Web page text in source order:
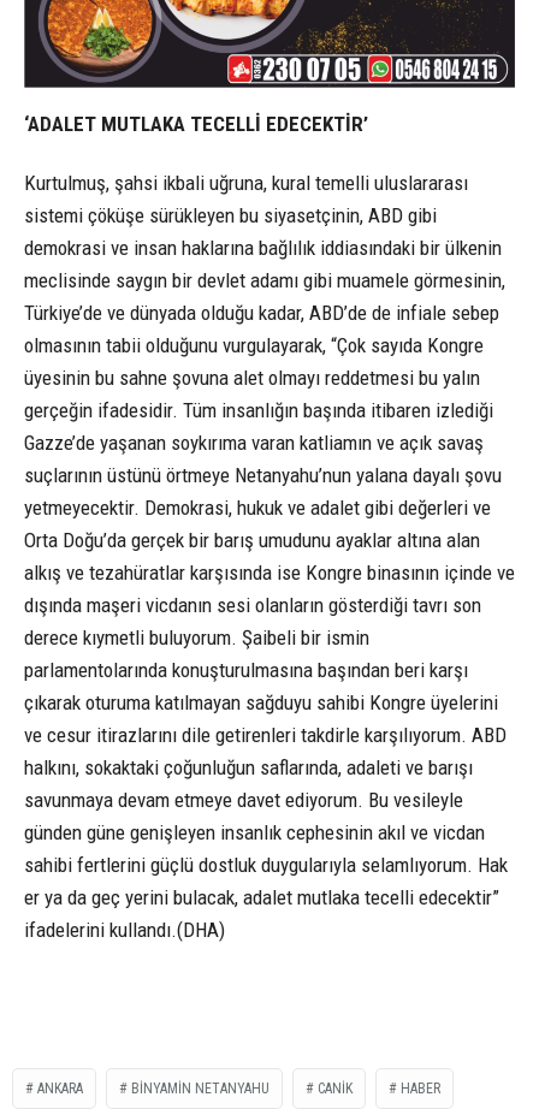
‘ADALET MUTLAKA TECELLİ EDECEKTİR’
Kurtulmuş, şahsi ikbali uğruna, kural temelli uluslararası
sistemi çöküşe sürükleyen bu siyasetçinin, ABD gibi
demokrasi ve insan haklarına bağlılık iddiasındaki bir ülkenin
meclisinde saygın bir devlet adamı gibi muamele görmesinin,
Türkiye’de ve dünyada olduğu kadar, ABD’de de infiale sebep
olmasının tabii olduğunu vurgulayarak, “Çok sayıda Kongre
üyesinin bu sahne şovuna alet olmayı reddetmesi bu yalın
gerçeğin ifadesidir. Tüm insanlığın başında itibaren izlediği
Gazze’de yaşanan soykırıma varan katliamın ve açık savaş
suçlarının üstünü örtmeye Netanyahu’nun yalana dayalı şovu
yetmeyecektir. Demokrasi, hukuk ve adalet gibi değerleri ve
Orta Doğu’da gerçek bir barış umudunu ayaklar altına alan
alkış ve tezahüratlar karşısında ise Kongre binasının içinde ve
dışında maşeri vicdanın sesi olanların gösterdiği tavrı son
derece kıymetli buluyorum. Şaibeli bir ismin
parlamentolarında konuşturulmasına başından beri karşı
çıkarak oturuma katılmayan sağduyu sahibi Kongre üyelerini
ve cesur itirazlarını dile getirenleri takdirle karşılıyorum. ABD
halkını, sokaktaki çoğunluğun saflarında, adaleti ve barışı
savunmaya devam etmeye davet ediyorum. Bu vesileyle
günden güne genişleyen insanlık cephesinin akıl ve vicdan
sahibi fertlerini güçlü dostluk duygularıyla selamlıyorum. Hak
er ya da geç yerini bulacak, adalet mutlaka tecelli edecektir”
ifadelerini kullandı.(DHA)
ANKARA BINYAMIN NETANYAHU CANİK HABER